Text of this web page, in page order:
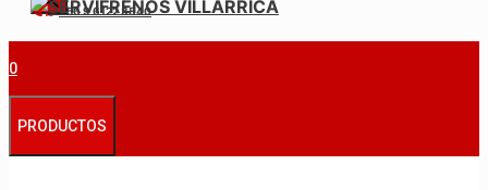
+56 9 6122 3840
0
PRODUCTOS